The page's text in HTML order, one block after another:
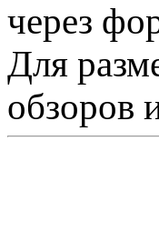
через
Для
обзоров